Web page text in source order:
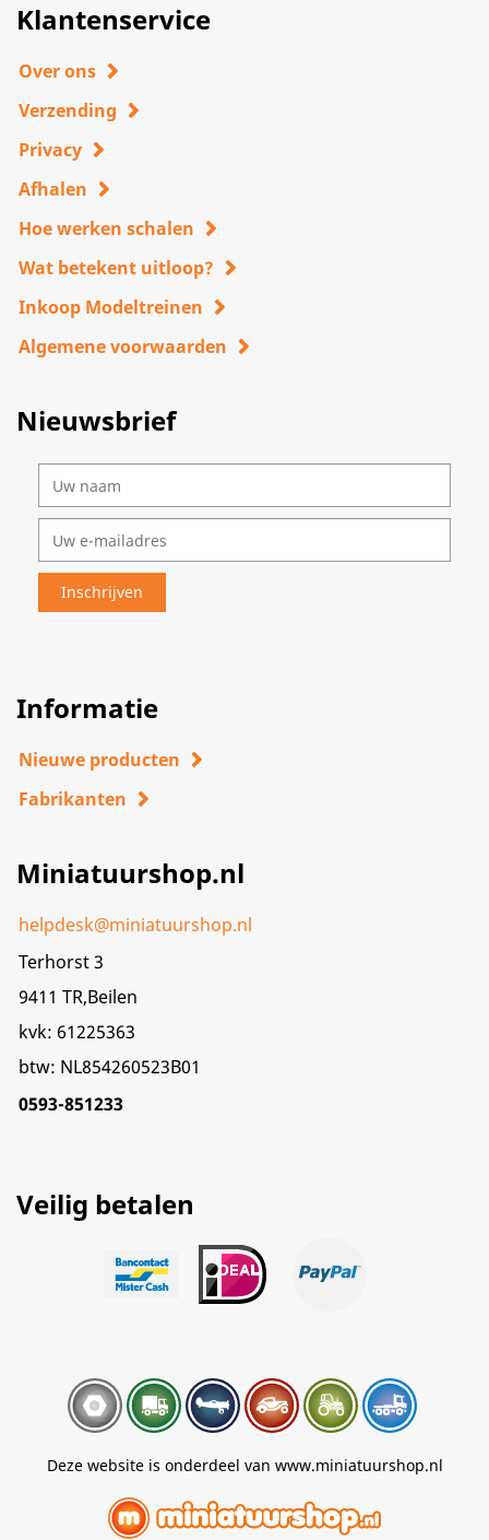
Klantenservice
Over ons
Verzending
Privacy
Afhalen
Hoe werken schalen
Wat betekent uitloop?
Inkoop Modeltreinen
Algemene voorwaarden
Nieuwsbrief
Informatie
Nieuwe producten
Fabrikanten
Miniatuurshop.nl
helpdesk@miniatuurshop.nl
Terhorst 3
9411 TR,Beilen
kvk: 61225363
btw: NL854260523B01
0593-851233
Veilig betalen
Deze website is onderdeel van www.miniatuurshop.nl